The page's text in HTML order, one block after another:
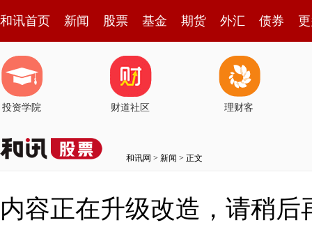
和讯首页 新闻 股票 基金 期货 外汇 债券
投资学院 财道社区 理财客
和讯网 > 新闻 > 正文
内容正在升级改造，请稍后